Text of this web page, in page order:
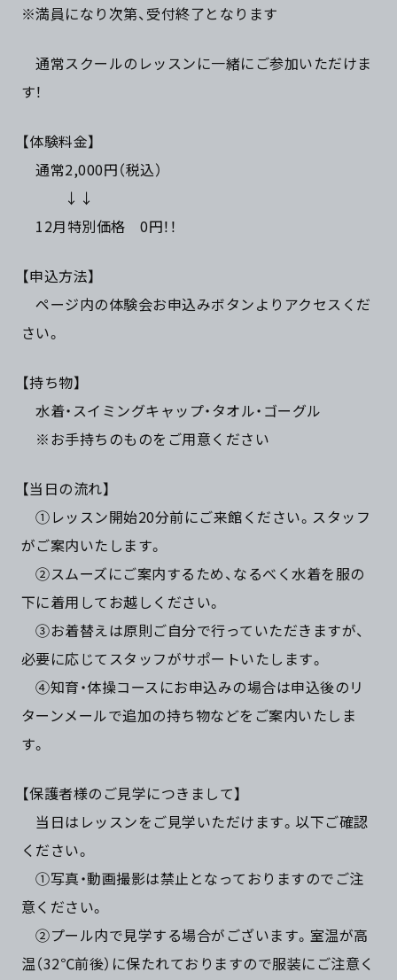
※満員になり次第、受付終了となります
通常スクールのレッスンに一緒にご参加いただけま
す！
【体験料金】
通常2,000円（税込）
↓↓
12月特別価格 0円！！
【申込方法】
ページ内の体験会お申込みボタンよりアクセスくだ
さい。
【持ち物】
水着・スイミングキャップ・タオル・ゴーグル
※お手持ちのものをご用意ください
【当日の流れ】
①レッスン開始20分前にご来館ください。スタッフ
がご案内いたします。
②スムーズにご案内するため、なるべく水着を服の
下に着用してお越しください。
③お着替えは原則ご自分で行っていただきますが、
必要に応じてスタッフがサポートいたします。
④知育・体操コースにお申込みの場合は申込後のリ
ターンメールで追加の持ち物などをご案内いたしま
す。
【保護者様のご見学につきまして】
当日はレッスンをご見学いただけます。以下ご確認
ください。
①写真・動画撮影は禁止となっておりますのでご注
意ください。
②プール内で見学する場合がございます。室温が高
温（32℃前後）に保たれておりますので服装にご注意く